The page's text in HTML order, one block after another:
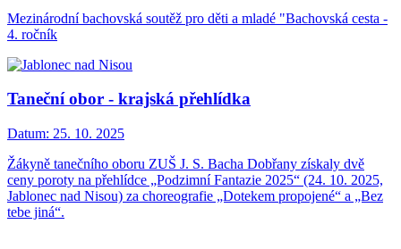
Mezinárodní bachovská soutěž pro děti a mladé "Bachovská cesta -
4. ročník
Taneční obor - krajská přehlídka
Datum: 25. 10. 2025
Žákyně tanečního oboru ZUŠ J. S. Bacha Dobřany získaly dvě
ceny poroty na přehlídce „Podzimní Fantazie 2025“ (24. 10. 2025,
Jablonec nad Nisou) za choreografie „Dotekem propojené“ a „Bez
tebe jiná“.